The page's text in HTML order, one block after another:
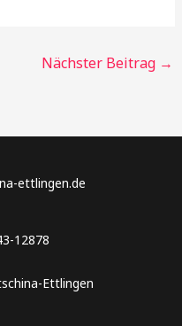
Nächster Beitrag →
ettlingen.de
12878
Ettlingen